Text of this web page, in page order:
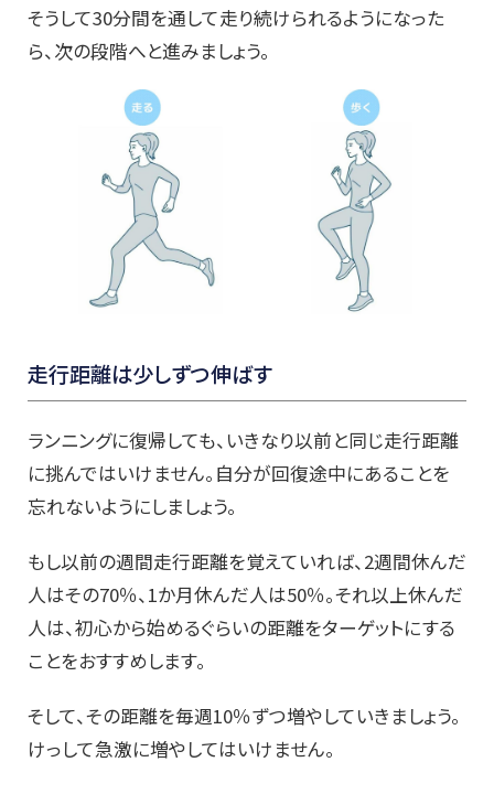
そうして30分間を通して走り続けられるようになった
ら、次の段階へと進みましょう。
走行距離は少しずつ伸ばす
ランニングに復帰しても、いきなり以前と同じ走行距離
に挑んではいけません。自分が回復途中にあることを
忘れないようにしましょう。
もし以前の週間走行距離を覚えていれば、2週間休んだ
人はその70％、1か月休んだ人は50％。それ以上休んだ
人は、初心から始めるぐらいの距離をターゲットにする
ことをおすすめします。
そして、その距離を毎週10％ずつ増やしていきましょう。
けっして急激に増やしてはいけません。